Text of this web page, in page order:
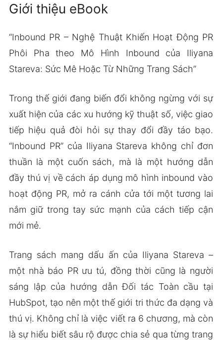
Giới thiệu eBook
“Inbound PR – Nghệ Thuật Khiến Hoạt Động PR
Phôi Pha theo Mô Hình Inbound của Iliyana
Stareva: Sức Mê Hoặc Từ Những Trang Sách”
Trong thế giới đang biến đổi không ngừng với sự
xuất hiện của các xu hướng kỹ thuật số, việc giao
tiếp hiệu quả đòi hỏi sự thay đổi đầy táo bạo.
“Inbound PR” của Iliyana Stareva không chỉ đơn
thuần là một cuốn sách, mà là một hướng dẫn
đầy thú vị về cách áp dụng mô hình inbound vào
hoạt động PR, mở ra cánh cửa tới một tương lai
nắm giữ trong tay sức mạnh của cách tiếp cận
mới mẻ.
Trang sách mang dấu ấn của Iliyana Stareva –
một nhà báo PR ưu tú, đồng thời cũng là người
sáng lập của hướng dẫn Đối tác Toàn cầu tại
HubSpot, tạo nên một thế giới tri thức đa dạng và
thú vị. Không chỉ là việc viết ra 6 chương, mà còn
là sự hiểu biết sâu rộ được chia sẻ qua từng trang